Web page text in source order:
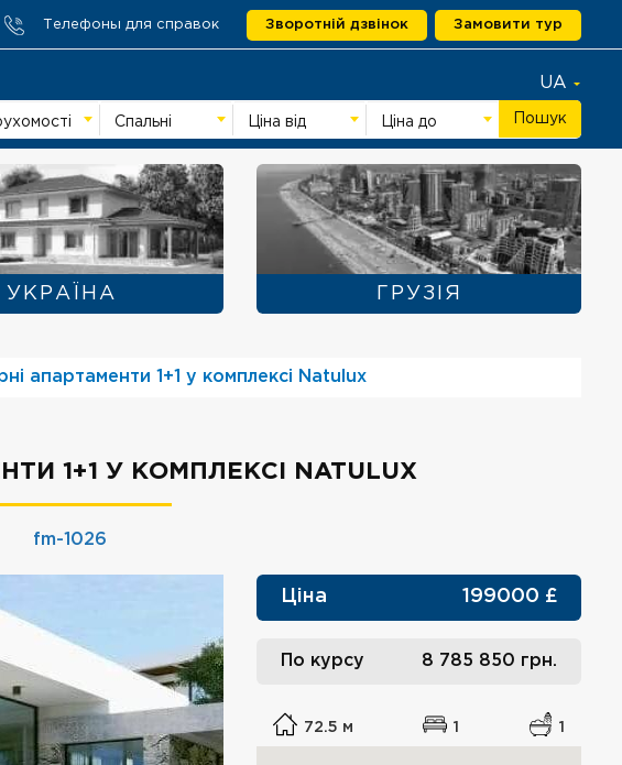
Телефоны для справок Зворотній дзвінок Замовити тур
UA
Спальні Ціна від Ціна до Пошук
УКРАЇНА ГРУЗІЯ
апартаменти 1+1 у комплексі Natulux
1+1 У КОМПЛЕКСІ NATULUX
fm-1026
Ціна 199000 £
По курсу 8 785 850 грн.
72.5 м 1 1